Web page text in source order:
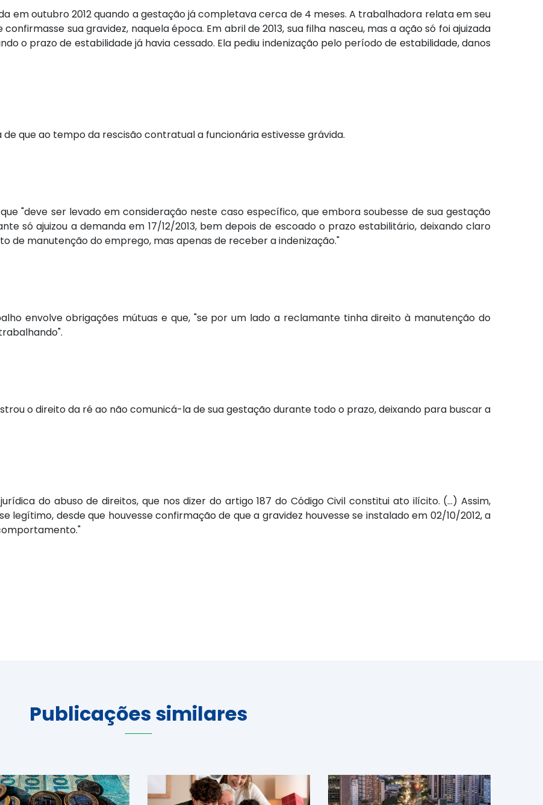
em outubro 2012 quando a gestação já completava cerca de 4 meses. A trabalhadora relata em seu
sua gravidez, naquela época. Em abril de 2013, sua filha nasceu, mas a ação só foi ajuizada
o prazo de estabilidade já havia cessado. Ela pediu indenização pelo período de estabilidade, danos
que ao tempo da rescisão contratual a funcionária estivesse grávida.
"deve ser levado em consideração neste caso específico, que embora soubesse de sua gestação
só ajuizou a demanda em 17/12/2013, bem depois de escoado o prazo estabilitário, deixando claro
de manutenção do emprego, mas apenas de receber a indenização."
envolve obrigações mútuas e que, "se por um lado a reclamante tinha direito à manutenção do
o direito da ré ao não comunicá-la de sua gestação durante todo o prazo, deixando para buscar a
do abuso de direitos, que nos dizer do artigo 187 do Código Civil constitui ato ilícito. (…) Assim,
desde que houvesse confirmação de que a gravidez houvesse se instalado em 02/10/2012, a
Publicações similares